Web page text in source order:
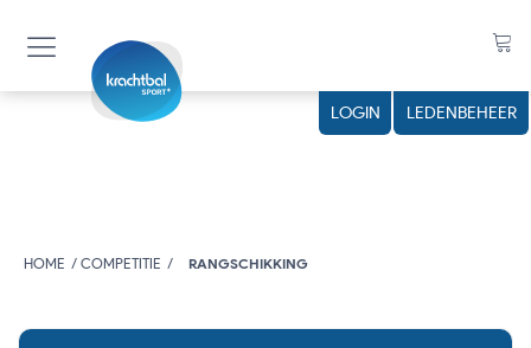
LOGIN LEDENBEHEER
HOME COMPETITIE RANGSCHIKKING